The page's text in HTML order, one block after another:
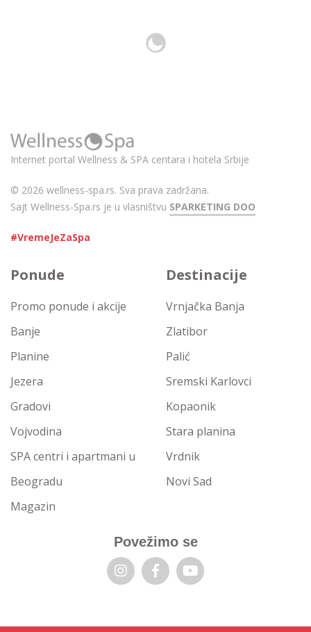
Internet portal Wellness & SPA centara i hotela Srbije
© 2026 wellness-spa.rs. Sva prava zadržana.
Sajt Wellness-Spa.rs je u vlasništvu SPARKETING DOO
#VremeJeZaSpa
Ponude
Promo ponude i akcije
Banje
Planine
Jezera
Gradovi
Vojvodina
SPA centri i apartmani u
Beogradu
Magazin
Destinacije
Vrnjačka Banja
Zlatibor
Palić
Sremski Karlovci
Kopaonik
Stara planina
Vrdnik
Novi Sad
Povežimo se